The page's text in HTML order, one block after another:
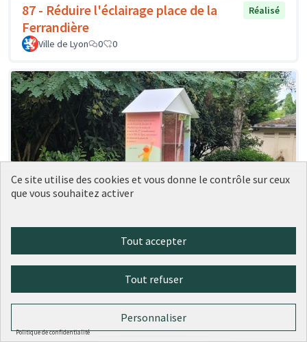
87 - Réduire l'éclairage place de la
Ferrandière
Réalisé
Ville de Lyon 0 0
151 - Une boîte à livres place du
Château
Réalisé
Ce site utilise des cookies et vous donne le contrôle sur ceux
que vous souhaitez activer
Tout accepter
Tout refuser
Personnaliser
Politique de confidentialité